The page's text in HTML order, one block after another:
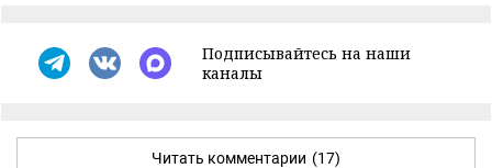
Подписывайтесь на наши
каналы
Читать комментарии (17)